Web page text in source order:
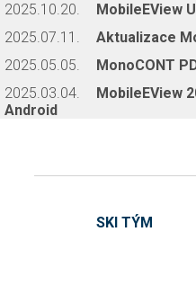
2025.10.20.
MobileEView
2025.07.11.
Aktualizace
2025.05.05.
MonoCONT
2025.03.04.
MobileEView
Android
SKI TÝM